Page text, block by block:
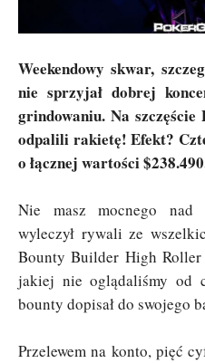
Weekendowy skwar,
nie sprzyjał dobrej
grindowaniu. Na
odpalili rakietę! Efekt?
o łącznej wartości
Nie masz mocnego nad
wyleczył rywali ze
Bounty Builder High Roller
jakiej nie oglądaliśmy od
bounty dopisał do swojego
Przelewem na konto, pięć